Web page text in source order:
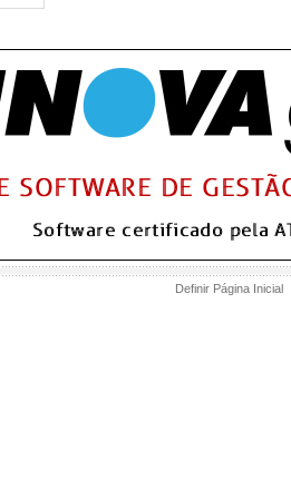
Definir Página Inicial